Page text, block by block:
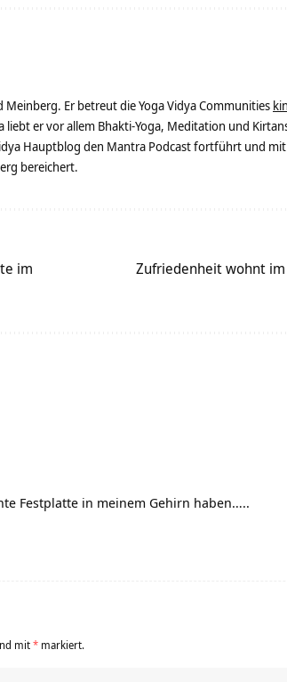
Meinberg. Er betreut die Yoga Vidya Communities
liebt er vor allem Bhakti-Yoga, Meditation und
Hauptblog den Mantra Podcast fortführt und
bereichert.
im
Zufriedenheit wohnt
Festplatte in meinem Gehirn haben…..
mit* markiert.